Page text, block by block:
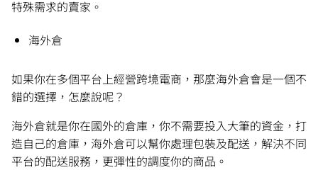
特殊需求的賣家。
海外倉
如果你在多個平台上經營跨境電商，那麼海外倉會是一個不
錯的選擇，怎麼說呢？
海外倉就是你在國外的倉庫，你不需要投入大筆的資金，打
造自己的倉庫，海外倉可以幫你處理包裝及配送，解決不同
平台的配送服務，更彈性的調度你的商品。